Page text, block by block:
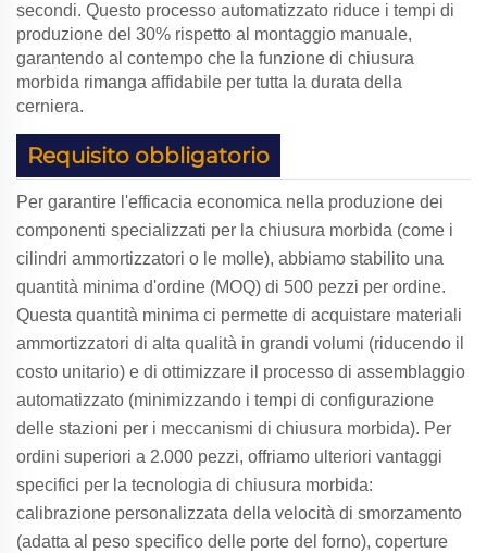
secondi. Questo processo automatizzato riduce i tempi di
produzione del 30% rispetto al montaggio manuale,
garantendo al contempo che la funzione di chiusura
morbida rimanga affidabile per tutta la durata della
cerniera.
Requisito obbligatorio
Per garantire l'efficacia economica nella produzione dei
componenti specializzati per la chiusura morbida (come i
cilindri ammortizzatori o le molle), abbiamo stabilito una
quantità minima d'ordine (MOQ) di 500 pezzi per ordine.
Questa quantità minima ci permette di acquistare materiali
ammortizzatori di alta qualità in grandi volumi (riducendo il
costo unitario) e di ottimizzare il processo di assemblaggio
automatizzato (minimizzando i tempi di configurazione
delle stazioni per i meccanismi di chiusura morbida). Per
ordini superiori a 2.000 pezzi, offriamo ulteriori vantaggi
specifici per la tecnologia di chiusura morbida:
calibrazione personalizzata della velocità di smorzamento
(adatta al peso specifico delle porte del forno), coperture